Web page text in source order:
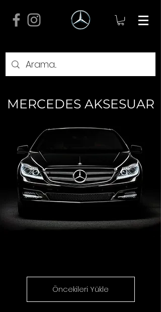
MERCEDES AKSESUAR
Öncekileri Yükle